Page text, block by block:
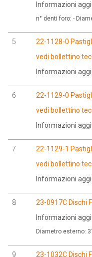
Informazioni
n° denti foro: -
5
22-1128-0
vedi bollettino
Informazioni
6
22-1129-0
vedi bollettino
Informazioni
7
22-1129-1
vedi bollettino
Informazioni
8
23-0917C Dischi
Informazioni
Diametro esterno:
9
23-1032C Dischi